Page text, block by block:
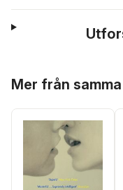
Mer från